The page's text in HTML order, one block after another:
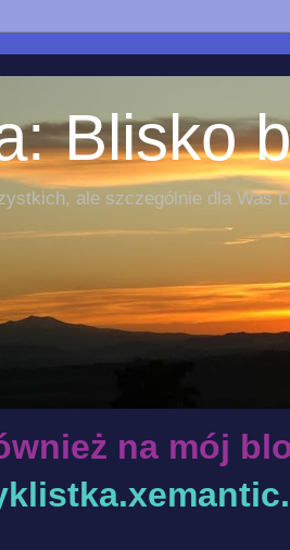
Blisko
ale szczególnie dla Was
na mój